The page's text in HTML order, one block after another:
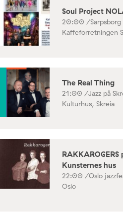
Soul Project
20:00 /
Kaffeforretningen
The Real Thing
21:00 /Jazz på
Kulturhus, Skreia
Kunsternes hus
22:00 /Oslo
Oslo